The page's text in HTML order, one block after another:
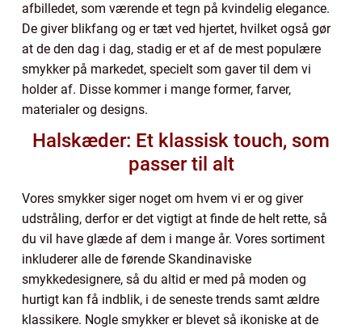
afbilledet, som værende et tegn på kvindelig elegance.
De giver blikfang og er tæt ved hjertet, hvilket også gør
at de den dag i dag, stadig er et af de mest populære
smykker på markedet, specielt som gaver til dem vi
holder af. Disse kommer i mange former, farver,
materialer og designs.
Halskæder: Et klassisk touch, som
passer til alt
Vores smykker siger noget om hvem vi er og giver
udstråling, derfor er det vigtigt at finde de helt rette, så
du vil have glæde af dem i mange år. Vores sortiment
inkluderer alle de førende Skandinaviske
smykkedesignere, så du altid er med på moden og
hurtigt kan få indblik, i de seneste trends samt ældre
klassikere. Nogle smykker er blevet så ikoniske at de